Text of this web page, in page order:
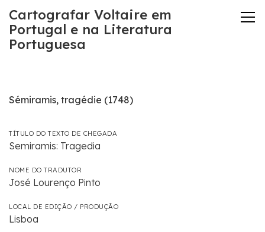
Cartografar Voltaire em
Portugal e na Literatura
Portuguesa
Sémiramis, tragédie (1748)
TÍTULO DO TEXTO DE CHEGADA
Semiramis: Tragedia
NOME DO TRADUTOR
José Lourenço Pinto
LOCAL DE EDIÇÃO / PRODUÇÃO
Lisboa